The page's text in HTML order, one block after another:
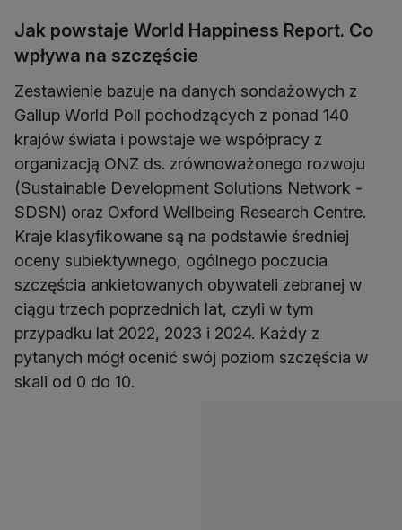
Jak powstaje World Happiness Report. Co
wpływa na szczęście
Zestawienie bazuje na danych sondażowych z
Gallup World Poll pochodzących z ponad 140
krajów świata i powstaje we współpracy z
organizacją ONZ ds. zrównoważonego rozwoju
(Sustainable Development Solutions Network -
SDSN) oraz Oxford Wellbeing Research Centre.
Kraje klasyfikowane są na podstawie średniej
oceny subiektywnego, ogólnego poczucia
szczęścia ankietowanych obywateli zebranej w
ciągu trzech poprzednich lat, czyli w tym
przypadku lat 2022, 2023 i 2024. Każdy z
pytanych mógł ocenić swój poziom szczęścia w
skali od 0 do 10.